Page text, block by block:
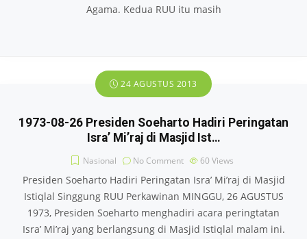
Agama. Kedua RUU itu masih
24 AGUSTUS 2013
1973-08-26 Presiden Soeharto Hadiri Peringatan
Isra’ Mi’raj di Masjid Ist…
Nasional No Comment 60 Views
Presiden Soeharto Hadiri Peringatan Isra’ Mi’raj di Masjid
Istiqlal Singgung RUU Perkawinan MINGGU, 26 AGUSTUS
1973, Presiden Soeharto menghadiri acara peringtatan
Isra’ Mi’raj yang berlangsung di Masjid Istiqlal malam ini.